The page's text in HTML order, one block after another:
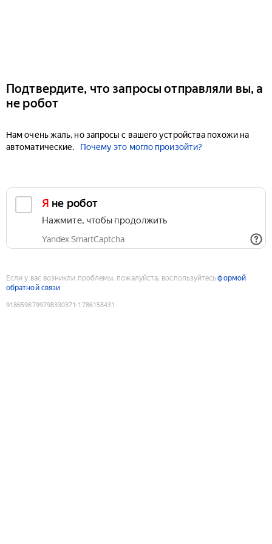
Подтвердите, что запросы отправляли вы, а
не робот
Нам очень жаль, но запросы с вашего устройства похожи на
автоматические.
Почему это могло произойти?
Я не робот
Нажмите, чтобы продолжить
Yandex SmartCaptcha
Если у вас возникли проблемы, пожалуйста, воспользуйтесьформой
обратной связи
9186598799798330371 :1786158431